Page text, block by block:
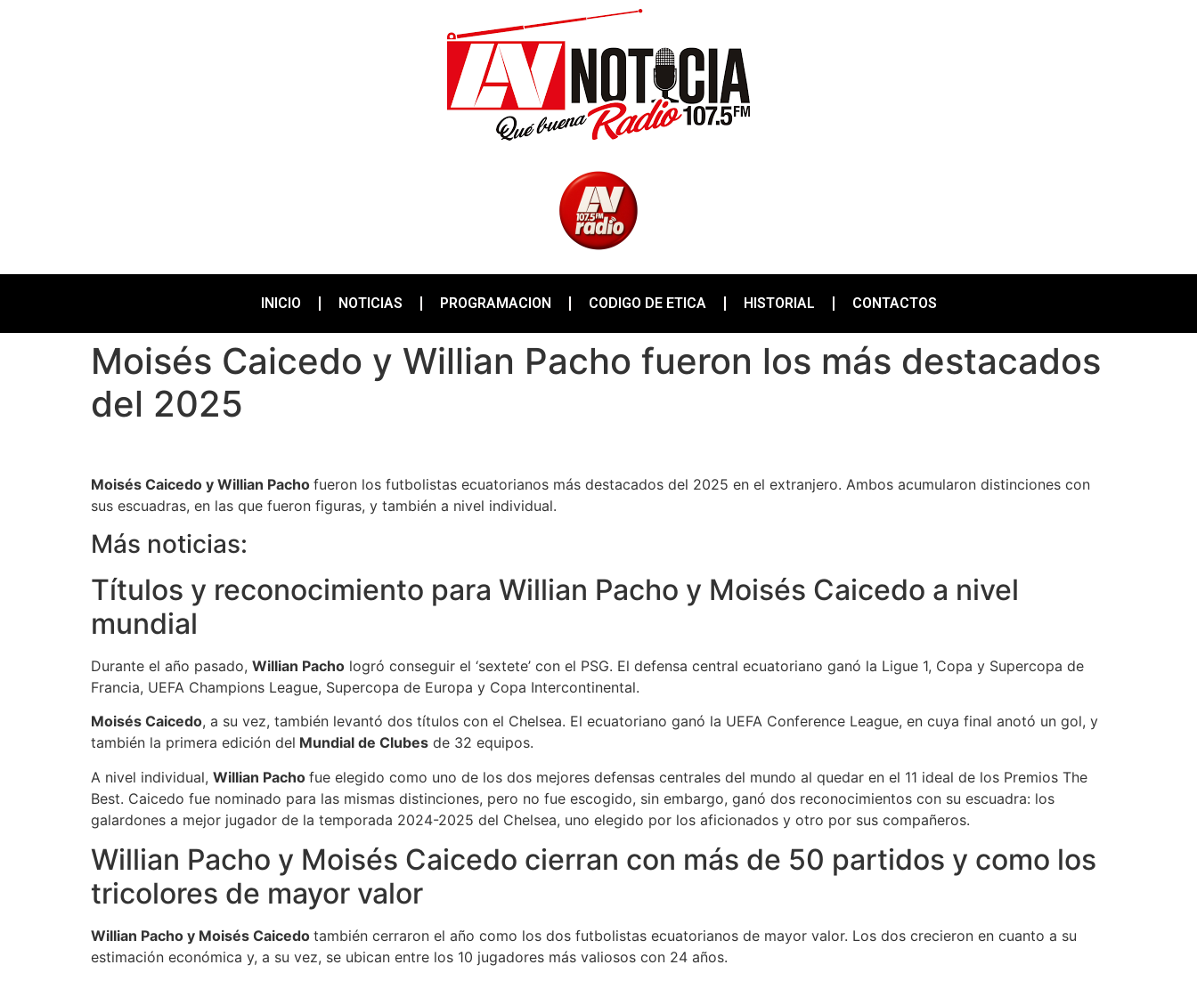
INICIO NOTICIAS PROGRAMACION CODIGO DE ETICA HISTORIAL CONTACTOS
Moisés Caicedo y Willian Pacho fueron los más destacados
del 2025
Moisés Caicedo y Willian Pacho fueron los futbolistas ecuatorianos más destacados del 2025 en el extranjero. Ambos acumularon distinciones con
sus escuadras, en las que fueron figuras, y también a nivel individual.
Más noticias:
Títulos y reconocimiento para Willian Pacho y Moisés Caicedo a nivel
mundial
Durante el año pasado, Willian Pacho logró conseguir el ‘sextete’ con el PSG. El defensa central ecuatoriano ganó la Ligue 1, Copa y Supercopa de
Francia, UEFA Champions League, Supercopa de Europa y Copa Intercontinental.
Moisés Caicedo, a su vez, también levantó dos títulos con el Chelsea. El ecuatoriano ganó la UEFA Conference League, en cuya final anotó un gol, y
también la primera edición del Mundial de Clubes de 32 equipos.
A nivel individual, Willian Pacho fue elegido como uno de los dos mejores defensas centrales del mundo al quedar en el 11 ideal de los Premios The
Best. Caicedo fue nominado para las mismas distinciones, pero no fue escogido, sin embargo, ganó dos reconocimientos con su escuadra: los
galardones a mejor jugador de la temporada 2024-2025 del Chelsea, uno elegido por los aficionados y otro por sus compañeros.
Willian Pacho y Moisés Caicedo cierran con más de 50 partidos y como los
tricolores de mayor valor
Willian Pacho y Moisés Caicedo también cerraron el año como los dos futbolistas ecuatorianos de mayor valor. Los dos crecieron en cuanto a su
estimación económica y, a su vez, se ubican entre los 10 jugadores más valiosos con 24 años.